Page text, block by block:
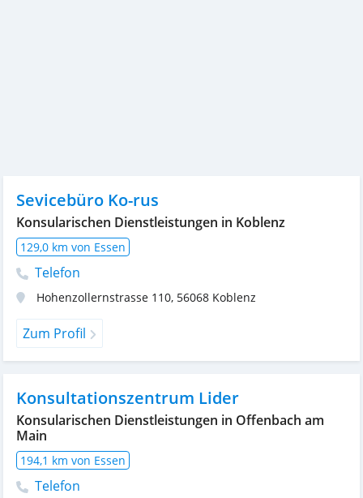
Sevicebüro Ko-rus
Konsularischen Dienstleistungen in Koblenz
129,0 km von Essen
Telefon
Hohenzollernstrasse 110, 56068 Koblenz
Zum Profil
Konsultationszentrum Lider
Konsularischen Dienstleistungen in Offenbach am
Main
194,1 km von Essen
Telefon